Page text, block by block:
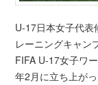
U-17日本女子代表
レーニングキャン
FIFA U-17女子ワ
年2月に立ち上が